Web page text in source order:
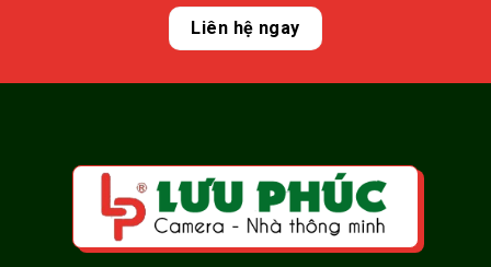
Liên hệ ngay